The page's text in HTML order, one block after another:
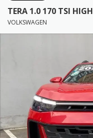
TERA 1.0 170 TSI HIGH
VOLKSWAGEN